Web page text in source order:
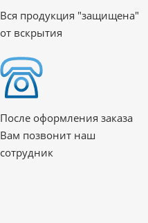
Вся продукция "защищена"
от вскрытия
После оформления заказа
Вам позвонит наш
сотрудник